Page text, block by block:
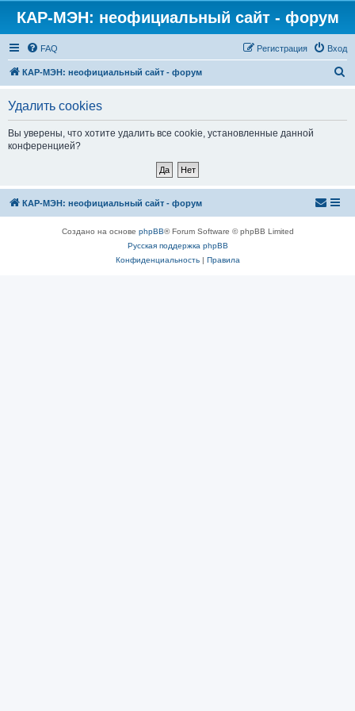
КАР-МЭН: неофициальный сайт - форум
FAQ Вход
Регистрация
КАР-МЭН: неофициальный сайт - форум
Удалить cookies
Вы уверены, что хотите удалить все cookie, установленные данной
конференцией?
КАР-МЭН: неофициальный сайт - форум
Создано на основе phpBB® Forum Software © phpBB Limited
Русская поддержка phpBB
Конфиденциальность| Правила